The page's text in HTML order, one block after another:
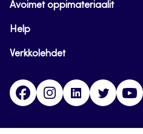
Avoimet oppimateriaalit
Help
Verkkolehdet
FacebookInstagramLinkedinTwitter